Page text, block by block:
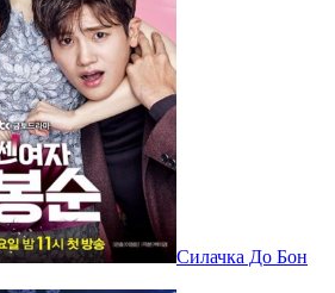
Силачка До Бон